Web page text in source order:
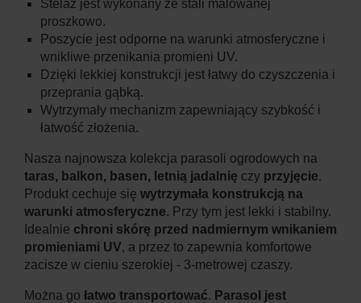
Stelaż jest wykonany ze stali malowanej
proszkowo.
Poszycie jest odporne na warunki atmosferyczne i
wnikliwe przenikania promieni UV.
Dzięki lekkiej konstrukcji jest łatwy do czyszczenia i
przeprania gąbką.
Wytrzymały mechanizm zapewniający szybkość i
łatwość złożenia.
Nasza najnowsza kolekcja parasoli ogrodowych na
taras, balkon, basen, letnią jadalnię czy przyjęcie.
Produkt cechuje się wytrzymała konstrukcją na
warunki atmosferyczne. Przy tym jest lekki i stabilny.
Idealnie chroni skórę przed nadmiernym wnikaniem
promieniami UV, a przez to zapewnia komfortowe
zacisze w cieniu szerokiej - 3-metrowej czaszy.
Można go łatwo transportować. Parasol jest